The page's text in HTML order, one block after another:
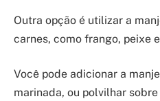
Outra opção é utilizar a
carnes, como frango, peixe
Você pode adicionar a
marinada, ou polvilhar